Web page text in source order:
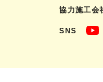
協力施工会
SNS